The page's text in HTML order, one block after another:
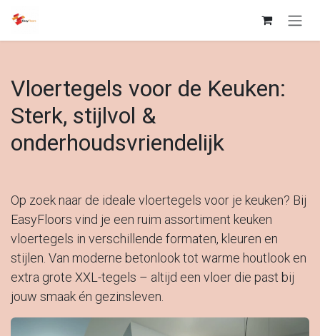
Vloertegels voor de Keuken:
Sterk, stijlvol &
onderhoudsvriendelijk
Op zoek naar de ideale vloertegels voor je keuken? Bij
EasyFloors vind je een ruim assortiment keuken
vloertegels in verschillende formaten, kleuren en
stijlen. Van moderne betonlook tot warme houtlook en
extra grote XXL-tegels – altijd een vloer die past bij
jouw smaak én gezinsleven.